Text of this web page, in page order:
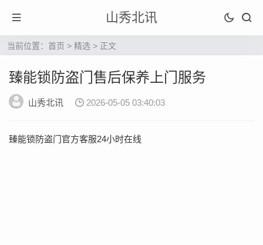
山秀北讯
当前位置： 首页 > 精选 > 正文
臻能锁防盗门售后保养上门服务
山秀北讯 2026-05-05 03:40:03
臻能锁防盗门官方客服24小时在线